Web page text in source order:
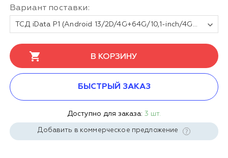
Вариант поставки:
ТСД iData P1 (Android 13/2D/4G+64G/10,1-inch/4G(LTE)/WiFI/BT/GPS/Type-C/13+5MPX/NFC/10000mAh)
В КОРЗИНУ
БЫСТРЫЙ ЗАКАЗ
Доступно для заказа: 3 шт.
Добавить в коммерческое предложение